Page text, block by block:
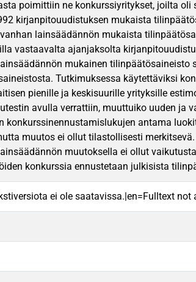
poimittiin ne konkurssiyritykset, joilta
kirjanpitouudistuksen mukaista
lainsäädännön mukaista
vastaavalta ajanjaksolta
mukainen
Tutkimuksessa käytettäviksi
pienille ja keskisuurille yrityksille
avulla verrattiin, muuttuiko uuden ja
konkurssinennustamislukujen antama
muutos ei ollut tilastollisesti
muutoksella ei ollut
konkurssia ennustetaan julkisista
ei ole saatavissa.|en=Fulltext